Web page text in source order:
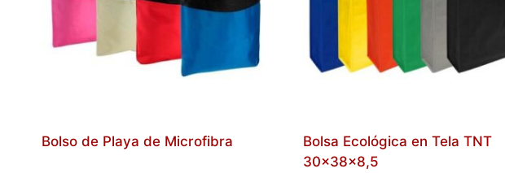
Bolso de Playa de Microfibra
Bolsa Ecológica en Tela TNT
30x38x8,5